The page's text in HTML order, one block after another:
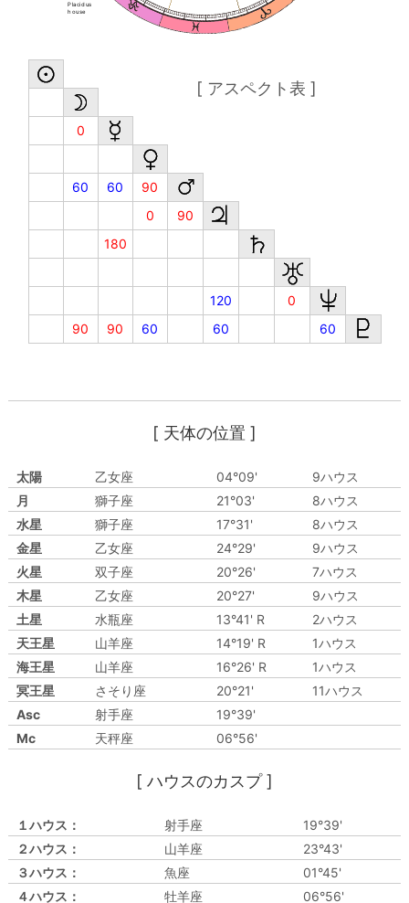
Placidus
house
[ アスペクト表 ]
0
60 60
90
0
90
180
120
0
90
90 60 60 60
[ 天体の位置 ]
太陽 乙女座 04°09'
9ハウス
月
獅子座 21°03'
8ハウス
水星
獅子座 17°31'
8ハウス
金星
乙女座 24°29'
9ハウス
火星
双子座 20°26'
7ハウス
木星
乙女座 20°27'
9ハウス
土星
水瓶座 13°41' R
2ハウス
天王星
山羊座 14°19' R
1ハウス
海王星
山羊座 16°26' R
1ハウス
冥王星
さそり座 20°21'
11ハウス
Asc
射手座
19°39'
Mc
天秤座 06°56'
[ ハウスのカスプ ]
１ハウス： 射手座
19°39'
２ハウス：
山羊座
23°43'
３ハウス：
魚座
01°45'
４ハウス：
牡羊座
06°56'